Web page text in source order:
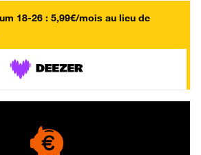
18-26 : 5,99€/mois au lieu de